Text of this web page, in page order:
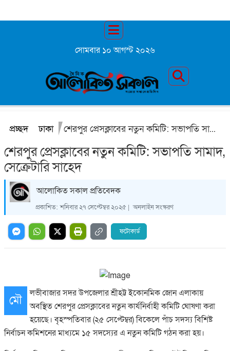
সোমবার ১০ আগস্ট ২০২৬
প্রচ্ছদ ঢাকা শেরপুর প্রেসক্লাবের নতুন কমিটি: সভাপতি সামাদ, সেক্রেটারি সাহেদ
শেরপুর প্রেসক্লাবের নতুন কমিটি: সভাপতি সামাদ,
সেক্রেটারি সাহেদ
আলোকিত সকাল প্রতিবেদক
প্রকাশিত: শনিবার ২৭ সেপ্টেম্বর ২০২৫ | অনলাইন সংস্করণ
ফটোকার্ড
মৌ
লভীবাজার সদর উপজেলার শ্রীহট্ট ইকোনমিক জোন এলাকায়
অবস্থিত শেরপুর প্রেসক্লাবের নতুন কার্যনির্বাহী কমিটি ঘোষণা করা
হয়েছে। বৃহস্পতিবার (২৫ সেপ্টেম্বর) বিকেলে পাঁচ সদস্য বিশিষ্ট
নির্বাচন কমিশনের মাধ্যমে ১৫ সদস্যের এ নতুন কমিটি গঠন করা হয়।